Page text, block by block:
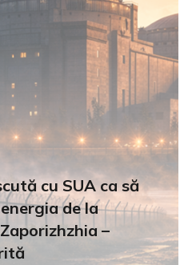
cu SUA ca să
de la
–